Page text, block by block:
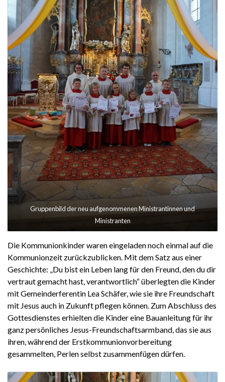
Gruppenbild der neu aufgenommenen Ministrantinnen und
Ministranten
Die Kommunionkinder waren eingeladen noch einmal auf die
Kommunionzeit zurückzublicken. Mit dem Satz aus einer
Geschichte: „Du bist ein Leben lang für den Freund, den du dir
vertraut gemacht hast, verantwortlich“ überlegten die Kinder
mit Gemeinderferentin Lea Schäfer, wie sie ihre Freundschaft
mit Jesus auch in Zukunft pflegen können. Zum Abschluss des
Gottesdienstes erhielten die Kinder eine Bauanleitung für ihr
ganz persönliches Jesus-Freundschaftsarmband, das sie aus
ihren, während der Erstkommunionvorbereitung
gesammelten, Perlen selbst zusammenfügen dürfen.